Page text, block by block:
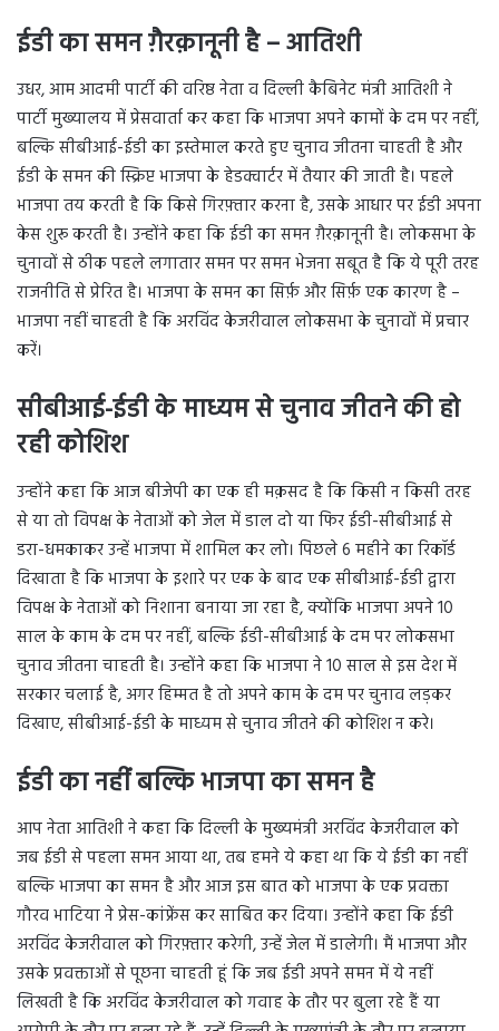
ईडी का समन ग़ैरक़ानूनी है – आतिशी
उधर, आम आदमी पार्टी की वरिष्ठ नेता व दिल्ली कैबिनेट मंत्री आतिशी ने
पार्टी मुख्यालय में प्रेसवार्ता कर कहा कि भाजपा अपने कामों के दम पर नहीं,
बल्कि सीबीआई-ईडी का इस्तेमाल करते हुए चुनाव जीतना चाहती है और
ईडी के समन की स्क्रिप्ट भाजपा के हेडक्वार्टर में तैयार की जाती है। पहले
भाजपा तय करती है कि किसे गिरफ़्तार करना है, उसके आधार पर ईडी अपना
केस शुरू करती है। उन्होंने कहा कि ईडी का समन ग़ैरक़ानूनी है। लोकसभा के
चुनावों से ठीक पहले लगातार समन पर समन भेजना सबूत है कि ये पूरी तरह
राजनीति से प्रेरित है। भाजपा के समन का सिर्फ़ और सिर्फ़ एक कारण है –
भाजपा नहीं चाहती है कि अरविंद केजरीवाल लोकसभा के चुनावों में प्रचार
करें।
सीबीआई-ईडी के माध्यम से चुनाव जीतने की हो
रही कोशिश
उन्होंने कहा कि आज बीजेपी का एक ही मक़सद है कि किसी न किसी तरह
से या तो विपक्ष के नेताओं को जेल में डाल दो या फिर ईडी-सीबीआई से
डरा-धमकाकर उन्हें भाजपा में शामिल कर लो। पिछले 6 महीने का रिकॉर्ड
दिखाता है कि भाजपा के इशारे पर एक के बाद एक सीबीआई-ईडी द्वारा
विपक्ष के नेताओं को निशाना बनाया जा रहा है, क्योंकि भाजपा अपने 10
साल के काम के दम पर नहीं, बल्कि ईडी-सीबीआई के दम पर लोकसभा
चुनाव जीतना चाहती है। उन्होंने कहा कि भाजपा ने 10 साल से इस देश में
सरकार चलाई है, अगर हिम्मत है तो अपने काम के दम पर चुनाव लड़कर
दिखाए, सीबीआई-ईडी के माध्यम से चुनाव जीतने की कोशिश न करे।
ईडी का नहीं बल्कि भाजपा का समन है
आप नेता आतिशी ने कहा कि दिल्ली के मुख्यमंत्री अरविंद केजरीवाल को
जब ईडी से पहला समन आया था, तब हमने ये कहा था कि ये ईडी का नहीं
बल्कि भाजपा का समन है और आज इस बात को भाजपा के एक प्रवक्ता
गौरव भाटिया ने प्रेस-कांफ्रेंस कर साबित कर दिया। उन्होंने कहा कि ईडी
अरविंद केजरीवाल को गिरफ़्तार करेगी, उन्हें जेल में डालेगी। मैं भाजपा और
उसके प्रवक्ताओं से पूछना चाहती हूं कि जब ईडी अपने समन में ये नहीं
लिखती है कि अरविंद केजरीवाल को गवाह के तौर पर बुला रहे हैं या